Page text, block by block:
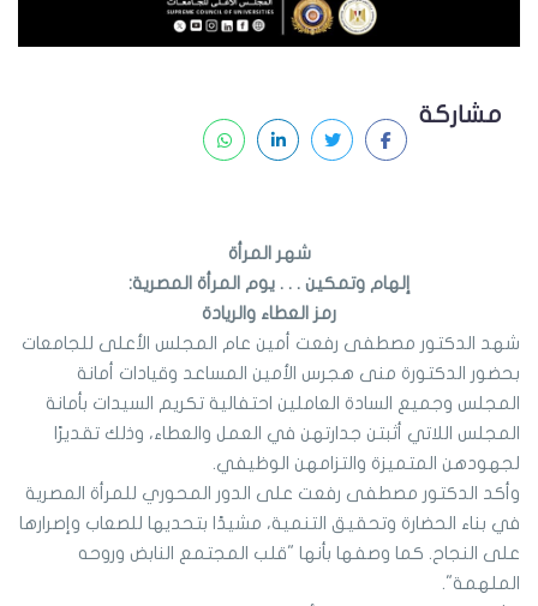
مشاركة
شهر المرأة
إلهام وتمكين . . . يوم المرأة المصرية:
رمز العطاء والريادة
شهد الدكتور مصطفى رفعت أمين عام المجلس الأعلى للجامعات
بحضور الدكتورة منى هجرس الأمين المساعد وقيادات أمانة
المجلس وجميع السادة العاملين احتفالية تكريم السيدات بأمانة
المجلس اللاتي أثبتن جدارتهن في العمل والعطاء، وذلك تقديرًا
لجهودهن المتميزة والتزامهن الوظيفي.
وأكد الدكتور مصطفى رفعت على الدور المحوري للمرأة المصرية
في بناء الحضارة وتحقيق التنمية، مشيدًا بتحديها للصعاب وإصرارها
على النجاح. كما وصفها بأنها "قلب المجتمع النابض وروحه
الملهمة".